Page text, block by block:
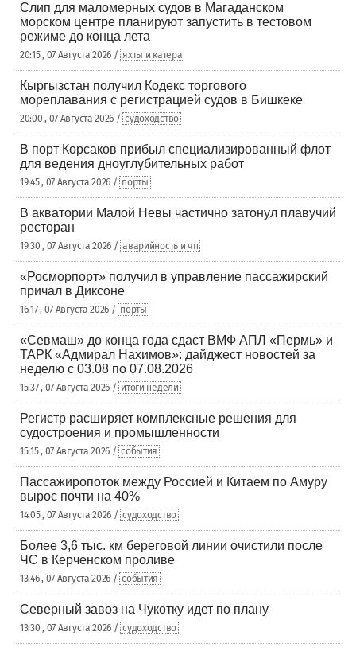
Слип для маломерных судов в Магаданском
морском центре планируют запустить в тестовом
режиме до конца лета
20:15 , 07 Августа 2026 / яхты и катера
Кыргызстан получил Кодекс торгового
мореплавания с регистрацией судов в Бишкеке
20:00 , 07 Августа 2026 / судоходство
В порт Корсаков прибыл специализированный флот
для ведения дноуглубительных работ
19:45 , 07 Августа 2026 / порты
В акватории Малой Невы частично затонул плавучий
ресторан
19:30 , 07 Августа 2026 / аварийность и чп
«Росморпорт» получил в управление пассажирский
причал в Диксоне
16:17 , 07 Августа 2026 / порты
«Севмаш» до конца года сдаст ВМФ АПЛ «Пермь» и
ТАРК «Адмирал Нахимов»: дайджест новостей за
неделю с 03.08 по 07.08.2026
15:37 , 07 Августа 2026 / итоги недели
Регистр расширяет комплексные решения для
судостроения и промышленности
15:15 , 07 Августа 2026 / события
Пассажиропоток между Россией и Китаем по Амуру
вырос почти на 40%
14:05 , 07 Августа 2026 / судоходство
Более 3,6 тыс. км береговой линии очистили после
ЧС в Керченском проливе
13:46 , 07 Августа 2026 / события
Северный завоз на Чукотку идет по плану
13:30 , 07 Августа 2026 / судоходство